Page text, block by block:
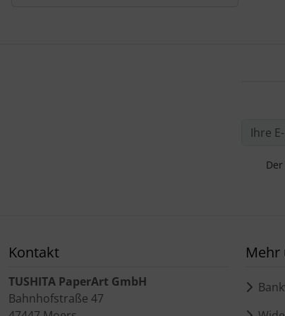
Kontakt
TUSHITA PaperArt GmbH
Bahnhofstraße 47
Mehr